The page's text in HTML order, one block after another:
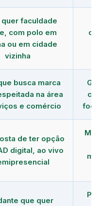
quer faculdade
com polo em
ou em cidade
vizinha
busca marca
na área
e comércio
foco
de ter opção
digital, ao vivo
que quer